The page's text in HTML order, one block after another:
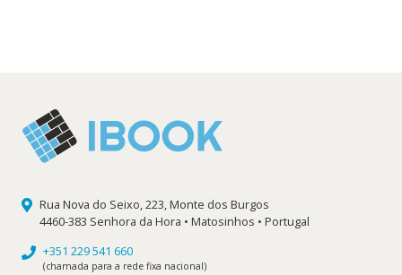
Rua Nova do Seixo, 223, Monte dos Burgos
4460-383 Senhora da Hora • Matosinhos • Portugal
+351 229 541 660
(chamada para a rede fixa nacional)